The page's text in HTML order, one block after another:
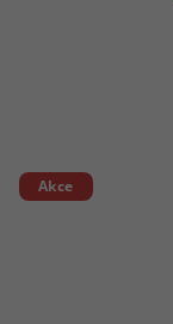
Akce